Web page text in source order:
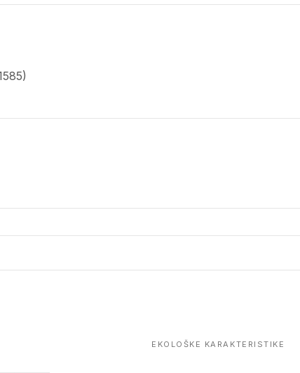
EKOLOŠKE KARAKTERISTIKE